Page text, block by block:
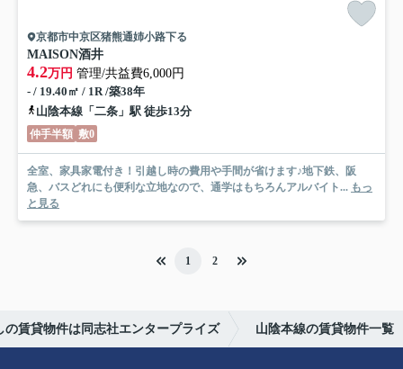
京都市中京区猪熊通姉小路下る
MAISON酒井
4.2万円 管理/共益費6,000円
- / 19.40㎡ / 1R /築38年
山陰本線「二条」駅 徒歩13分
仲手半額 敷0
全室、家具家電付き！引越し時の費用や手間が省けます♪地下鉄、阪
急、バスどれにも便利な立地なので、通学はもちろんアルバイト... もっ
と見る
1 2
賃貸物件は同志社エンタープライズ 山陰本線の賃貸物件一覧